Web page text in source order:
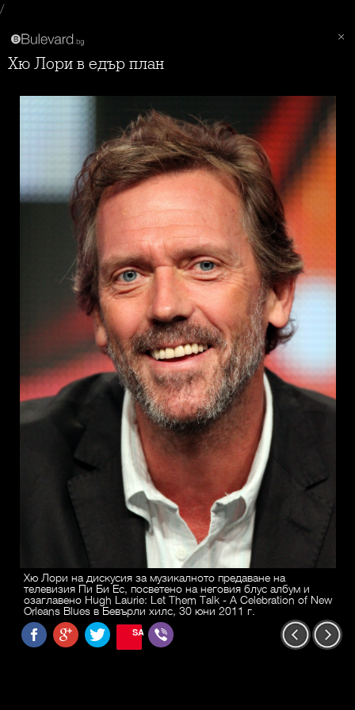
/
Хю Лори в едър план
Хю Лори на дискусия за музикалното предаване на
телевизия Пи Би Ес, посветено на неговия блус албум и
озаглавено Hugh Laurie: Let Them Talk - A Celebration of New
Orleans Blues в Бевърли хилс, 30 юни 2011 г.
SAVE